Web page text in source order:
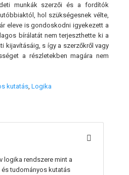
munkák szerzői és a fordítók
hol szükségesnek vélte,
eleve is gondoskodni igyekezett a
bírálatát nem terjeszthette ki a
kijavításáig, s így a szerzőkről vagy
a részletekben magára nem
kutatás Logika
logika rendszere mint a
tudományos kutatás